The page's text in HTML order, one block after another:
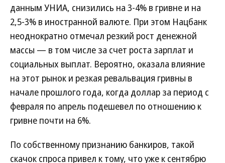
данным УНИА, снизились на 3-4% в гривне и на
2,5-3% в иностранной валюте. При этом Нацбанк
неоднократно отмечал резкий рост денежной
массы — в том числе за счет роста зарплат и
социальных выплат. Вероятно, оказала влияние
на этот рынок и резкая ревальвация гривны в
начале прошлого года, когда доллар за период с
февраля по апрель подешевел по отношению к
гривне почти на 6%.
По собственному признанию банкиров, такой
скачок спроса привел к тому, что уже к сентябрю